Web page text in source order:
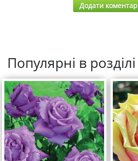
Додати коментар
Популярні в розділі